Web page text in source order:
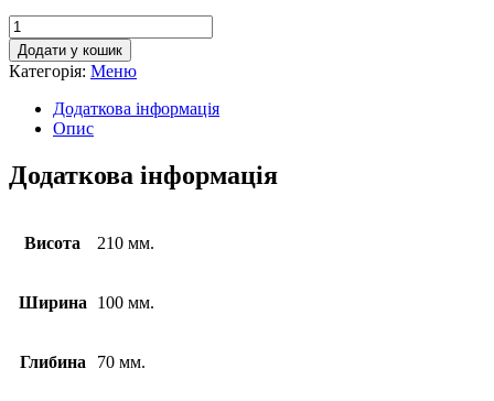
Додати у кошик
Категорія: Меню
Додаткова інформація
Опис
Додаткова інформація
Висота 210 мм.
Ширина 100 мм.
Глибина 70 мм.